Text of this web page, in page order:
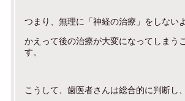
つまり、無理に「神経の治療」をしない
かえって後の治療が大変になってしまう
す。
こうして、歯医者さんは総合的に判断し、